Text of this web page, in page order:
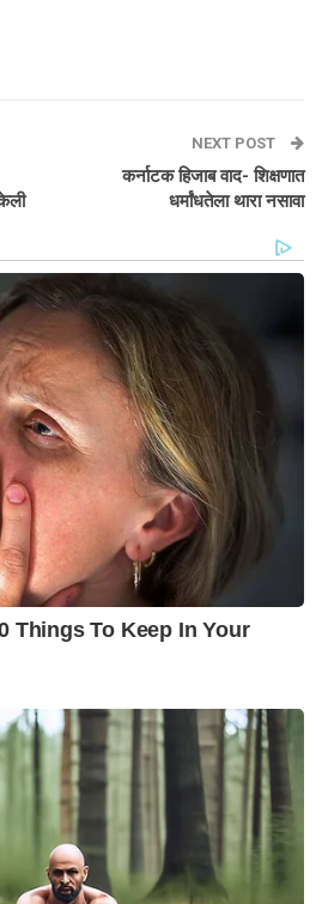
NEXT POST
कर्नाटक हिजाब वाद- शिक्षणात
धर्मांधतेला थारा नसावा